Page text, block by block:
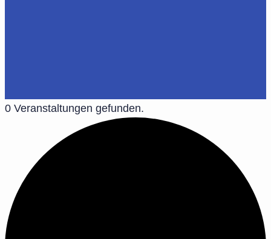
0 Veranstaltungen gefunden.